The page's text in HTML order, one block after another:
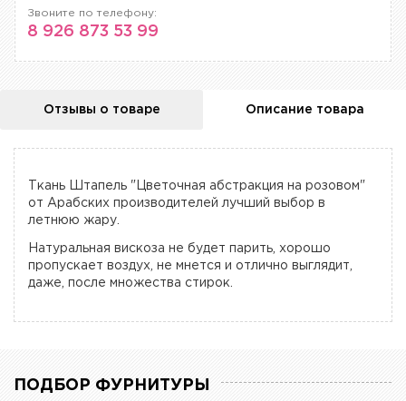
Звоните по телефону:
8 926 873 53 99
Отзывы о товаре Описание товара
Ткань Штапель "Цветочная абстракция на розовом"
от Арабских производителей лучший выбор в
летнюю жару.
Натуральная вискоза не будет парить, хорошо
пропускает воздух, не мнется и отлично выглядит,
даже, после множества стирок.
ПОДБОР ФУРНИТУРЫ